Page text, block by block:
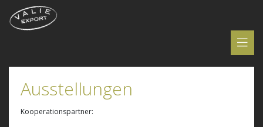
Ausstellungen
Kooperationspartner: